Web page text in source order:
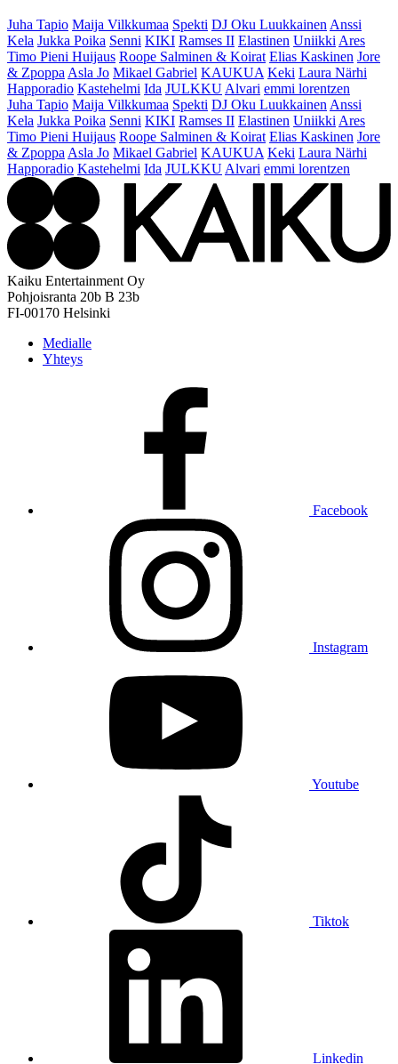
Juha Tapio Maija Vilkkumaa Spekti DJ Oku Luukkainen Anssi
Kela Jukka Poika Senni KIKI Ramses II Elastinen Uniikki Ares
Timo Pieni Huijaus Roope Salminen & Koirat Elias Kaskinen Jore
& Zpoppa Asla Jo Mikael Gabriel KAUKUA Keki Laura Närhi
Happoradio Kastehelmi Ida JULKKU Alvari emmi lorentzen
Juha Tapio Maija Vilkkumaa Spekti DJ Oku Luukkainen Anssi
Kela Jukka Poika Senni KIKI Ramses II Elastinen Uniikki Ares
Timo Pieni Huijaus Roope Salminen & Koirat Elias Kaskinen Jore
& Zpoppa Asla Jo Mikael Gabriel KAUKUA Keki Laura Närhi
Happoradio Kastehelmi Ida JULKKU Alvari emmi lorentzen
Kaiku Entertainment Oy
Pohjoisranta 20b B 23b
FI-00170 Helsinki
Medialle
Yhteys
Facebook
Instagram
Youtube
Tiktok
Linkedin